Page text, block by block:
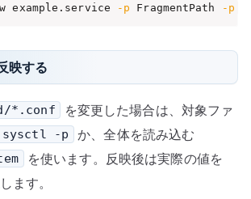
example.service
-p FragmentPath -p
映する
*.conf
を変更した場合は、対象ファ
sysctl -p か、全体を読み込む
を使います。反映後は実際の値を
ます。